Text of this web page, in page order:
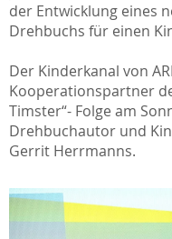
der Entwicklung eines
Drehbuchs für einen
Der Kinderkanal von
Kooperationspartner
Timster“- Folge am
Drehbuchautor und
Gerrit Herrmanns.